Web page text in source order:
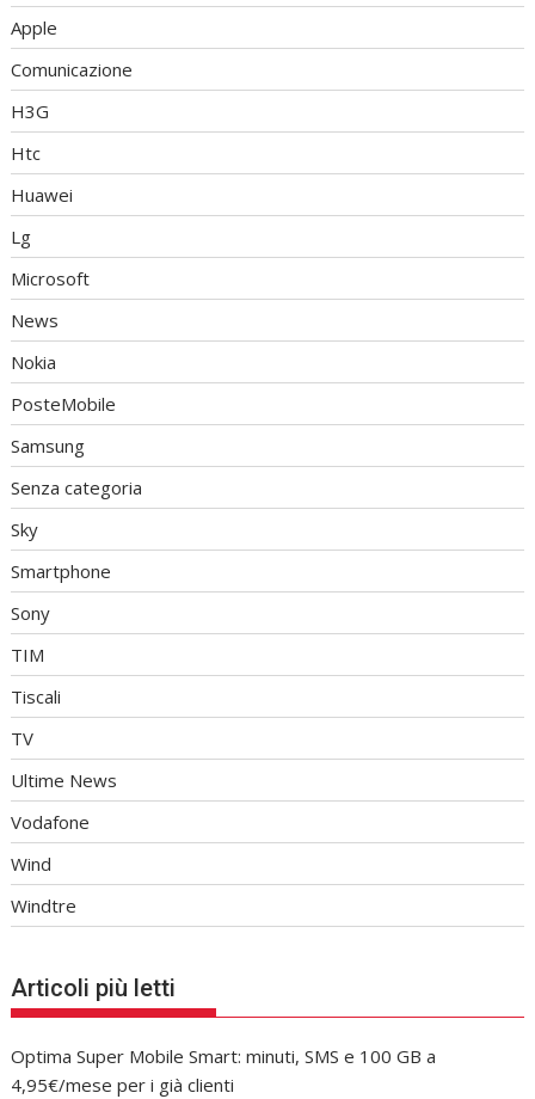
Apple
Comunicazione
H3G
Htc
Huawei
Lg
Microsoft
News
Nokia
PosteMobile
Samsung
Senza categoria
Sky
Smartphone
Sony
TIM
Tiscali
TV
Ultime News
Vodafone
Wind
Windtre
Articoli più letti
Optima Super Mobile Smart: minuti, SMS e 100 GB a
4,95€/mese per i già clienti